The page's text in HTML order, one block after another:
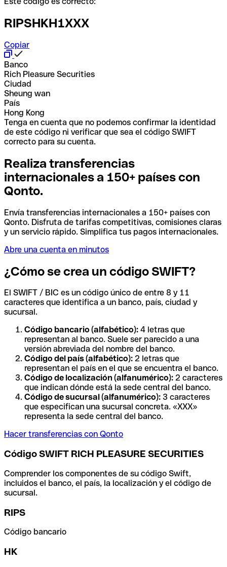
RIPSHKH1XXX
Copiar
Banco
Rich Pleasure Securities
Ciudad
Sheung wan
País
Hong Kong
Tenga en cuenta que no podemos confirmar la identidad
de este código ni verificar que sea el código SWIFT
correcto para su cuenta.
Realiza transferencias
internacionales a 150+ países con
Qonto.
Envía transferencias internacionales a 150+ países con
Qonto. Disfruta de tarifas competitivas, comisiones claras
y un servicio rápido. Simplifica tus pagos internacionales.
Abre una cuenta en minutos
¿Cómo se crea un código SWIFT?
El SWIFT / BIC es un código único de entre 8 y 11
caracteres que identifica a un banco, país, ciudad y
sucursal.
Código bancario (alfabético): 4 letras que
representan al banco. Suele ser parecido a una
versión abreviada del nombre del banco.
Código del país (alfabético): 2 letras que
representan el país en el que se encuentra el banco.
Código de localización (alfanumérico): 2 caracteres
que indican dónde está la sede central del banco.
Código de sucursal (alfanumérico): 3 caracteres
que especifican una sucursal concreta. «XXX»
representa la sede central del banco.
Hacer transferencias con Qonto
Código SWIFT RICH PLEASURE SECURITIES
Comprender los componentes de su código Swift,
incluidos el banco, el país, la localización y el código de
sucursal.
RIPS
Código bancario
HK